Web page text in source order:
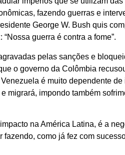
fazendo guerras e
George W. Bush quis
“Nossa guerra é contra a fome”.
pelas sanções e
o governo da Colômbia
é muito dependente de
migrará, impondo também
na América Latina, é a
como já fez com